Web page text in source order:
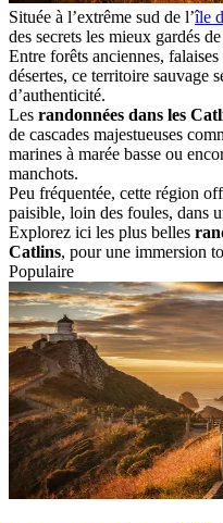
Située à l’extrême sud de l’île
des secrets les mieux gardés
Entre forêts anciennes,
désertes, ce territoire sauvage
d’authenticité.
Les randonnées dans les
de cascades majestueuses
marines à marée basse ou
manchots.
Peu fréquentée, cette région
paisible, loin des foules, dans
Explorez ici les plus belles
Catlins, pour une immersion
Populaire